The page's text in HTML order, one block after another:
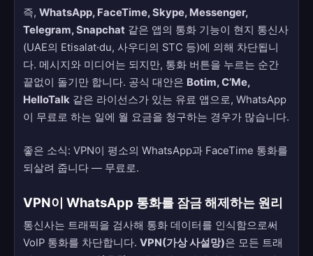
즉, WhatsApp, FaceTime, Skype, Messenger,
Telegram, Snapchat 같은 앱의 통화 기능이 현지 통신사
(UAE의 Etisalat·du, 사우디의 STC 등)에 의해 차단됩니
다. 메시지와 미디어는 되지만, 통화 버튼을 누르는 순간
끝없이 돌기만 합니다. 공식 대안은 Botim, C’Me,
HelloTalk 같은 라이선스가 있는 유료 앱으로, WhatsApp
이 무료로 하는 일에 월 요금을 청구하는 경우가 많습니다.
좋은 소식: VPN이 평소의 WhatsApp과 FaceTime 통화를
되살려 줍니다 — 무료로.
VPN이 WhatsApp 통화를 잠금 해제하는 원리
통신사는 트래픽을 검사해 통화 데이터를 인식함으로써
VoIP 통화를 차단합니다. VPN(가상 사설망)은 모든 트래